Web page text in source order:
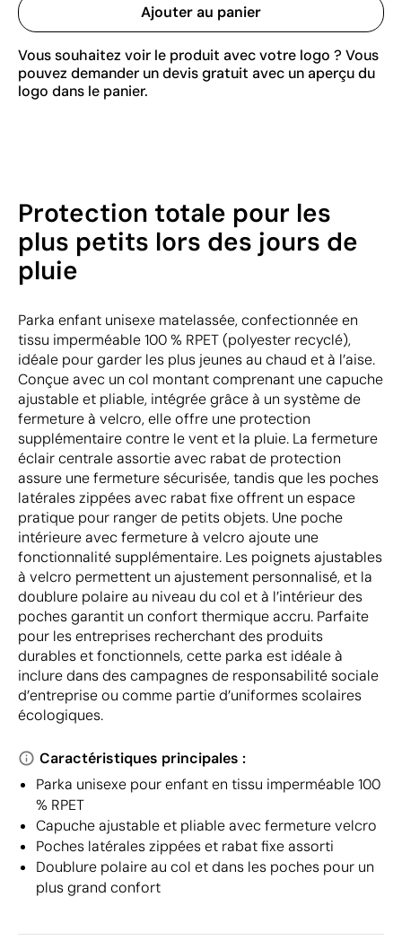
Ajouter au panier
Vous souhaitez voir le produit avec votre logo ? Vous
pouvez demander un devis gratuit avec un aperçu du
logo dans le panier.
Protection totale pour les
plus petits lors des jours de
pluie
Parka enfant unisexe matelassée, confectionnée en
tissu imperméable 100 % RPET (polyester recyclé),
idéale pour garder les plus jeunes au chaud et à l’aise.
Conçue avec un col montant comprenant une capuche
ajustable et pliable, intégrée grâce à un système de
fermeture à velcro, elle offre une protection
supplémentaire contre le vent et la pluie. La fermeture
éclair centrale assortie avec rabat de protection
assure une fermeture sécurisée, tandis que les poches
latérales zippées avec rabat fixe offrent un espace
pratique pour ranger de petits objets. Une poche
intérieure avec fermeture à velcro ajoute une
fonctionnalité supplémentaire. Les poignets ajustables
à velcro permettent un ajustement personnalisé, et la
doublure polaire au niveau du col et à l’intérieur des
poches garantit un confort thermique accru. Parfaite
pour les entreprises recherchant des produits
durables et fonctionnels, cette parka est idéale à
inclure dans des campagnes de responsabilité sociale
d’entreprise ou comme partie d’uniformes scolaires
écologiques.
Caractéristiques principales :
Parka unisexe pour enfant en tissu imperméable 100
% RPET
Capuche ajustable et pliable avec fermeture velcro
Poches latérales zippées et rabat fixe assorti
Doublure polaire au col et dans les poches pour un
plus grand confort